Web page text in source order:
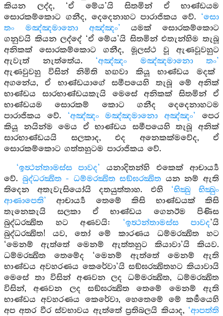
කියන ලද්ද, ‘ඒ මේය’යි සිතමින් ඒ භාණ්ඩයම
සොරකම්කොට ගනීද, දෙදෙනාහට පාරාජිකය වේ. ‘සො
තං මඤ්ඤමානො අඤ්ඤං’ යමක් සොරකම්කොට
ගනුවයි කියන ලද්දේ ‘ඒ මේය’යි සිතමින් එතැන්හිම තැබූ
අනිකක් සොරකම්කොට ගනීද, මූලස්ථ වූ ඇණවූවහුට
ඇවැත් නැත්තේය. ‘අඤ්ඤං මඤ්ඤමානො තං’
ඇණවුවහු විසින් නිමිති හඟවා කියූ භාණ්ඩය මදක්
අගනේය, ඒ භාණ්ඩයාගේ සමීපයෙහි තැබූ මේ අනික්
භාණ්ඩය සාරභාණ්ඩයකැයි මෙසේ අනිකක් සිතමින් ඒ
භාණ්ඩයම සොරකම් කොට ගනීද දෙදෙනාහටම
පාරාජිකය වේ. ‘අඤ්ඤං මඤ්ඤමානො අඤ්ඤං’ පෙර
කියූ නයින්ම මෙය ඒ භාණ්ඩය සමීපයෙහි තැබූ අනික්
සාරභාණ්ඩයයි සලකාද, එද අනෙකක්මවේද, ඒ
සොරකම්කොට ගත්තහුටම පාරාජිකය වේ.
‘ඉත්‍ථන්තාමස්ස පාවද’ යනාදිතන්හි එකෙක් ආචාර්‍ය්‍ය
වේ. බුද්ධරක්‍ඛිත - ධම්මරක්‍ඛිත සඞ්ඝරක්‍ඛිත යන නම් ඇති
තිදෙන අතැවැසියෝයි දතයුත්තාහ. එහි ‘භික්‍‍‍ඛු භික්‍‍‍ඛුං
ආණාපෙති’ ආචාර්‍ය්‍ය තෙමේ කිසි භාණ්ඩයක් කිසි
තැනෙකැයි සලකා ඒ භාණ්ඩය ගෙනඊම පිණිස
බුද්ධරක්‍ඛිත හට අණවයි: ‘ඉත්‍ථන්තාමස්ස පාවද’යි
බුද්ධරක්‍ඛිත! යව, තෝ මේ කාරණය ධම්මරක්‍ඛිත හට
‘මෙනම් ඇත්තේ මෙනම් ඇත්තහුට කියාවා’යි කියව.
ධම්මරක්‍ඛිත තෙමේද ‘මෙනම් ඇත්තේ මෙනම් ඇති
භාණ්ඩය අවහරණය කෙරේවා’යි සඞ්ඝරක්‍ඛිතහට කියාවායි
මෙසේ තා විසින් අණවන ලද ධම්මරක්‍ඛිත, ධම්මරක්‍ඛිත
විසින්, අණවන ලද සඞ්ඝරක්‍ඛිත තෙමේ මෙනම් ඇති
භාණ්ඩය අවහරණය කෙරේවා, හෙතෙමේ මේ කර්‍මයෙහි
අප අතර වීර ස්වභාවය ඇත්තේ ප්‍රතිබලයි කියාද, ‘ආපත්ති